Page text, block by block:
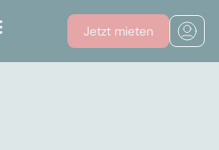
Jetzt mieten